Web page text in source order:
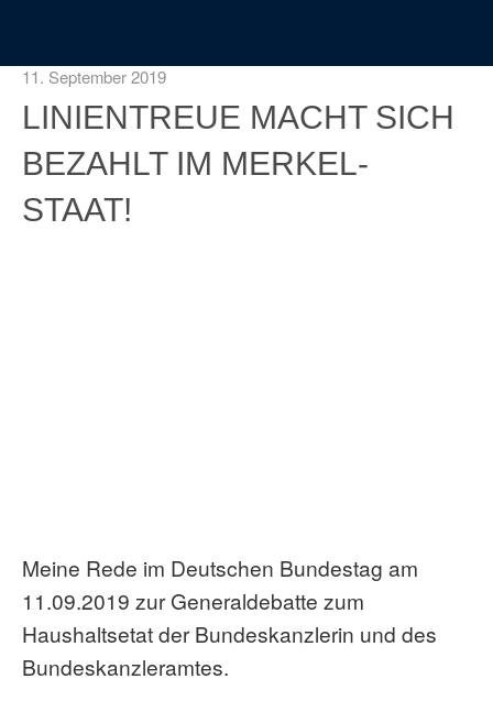
11. September 2019
LINIENTREUE MACHT SICH
BEZAHLT IM MERKEL-
STAAT!
Meine Rede im Deutschen Bundestag am
11.09.2019 zur Generaldebatte zum
Haushaltsetat der Bundeskanzlerin und des
Bundeskanzleramtes.